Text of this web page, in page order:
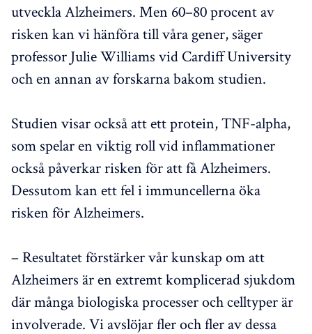
utveckla Alzheimers. Men 60–80 procent av
risken kan vi hänföra till våra gener, säger
professor Julie Williams vid Cardiff University
och en annan av forskarna bakom studien.
Studien visar också att ett protein, TNF-alpha,
som spelar en viktig roll vid inflammationer
också påverkar risken för att få Alzheimers.
Dessutom kan ett fel i immuncellerna öka
risken för Alzheimers.
– Resultatet förstärker vår kunskap om att
Alzheimers är en extremt komplicerad sjukdom
där många biologiska processer och celltyper är
involverade. Vi avslöjar fler och fler av dessa